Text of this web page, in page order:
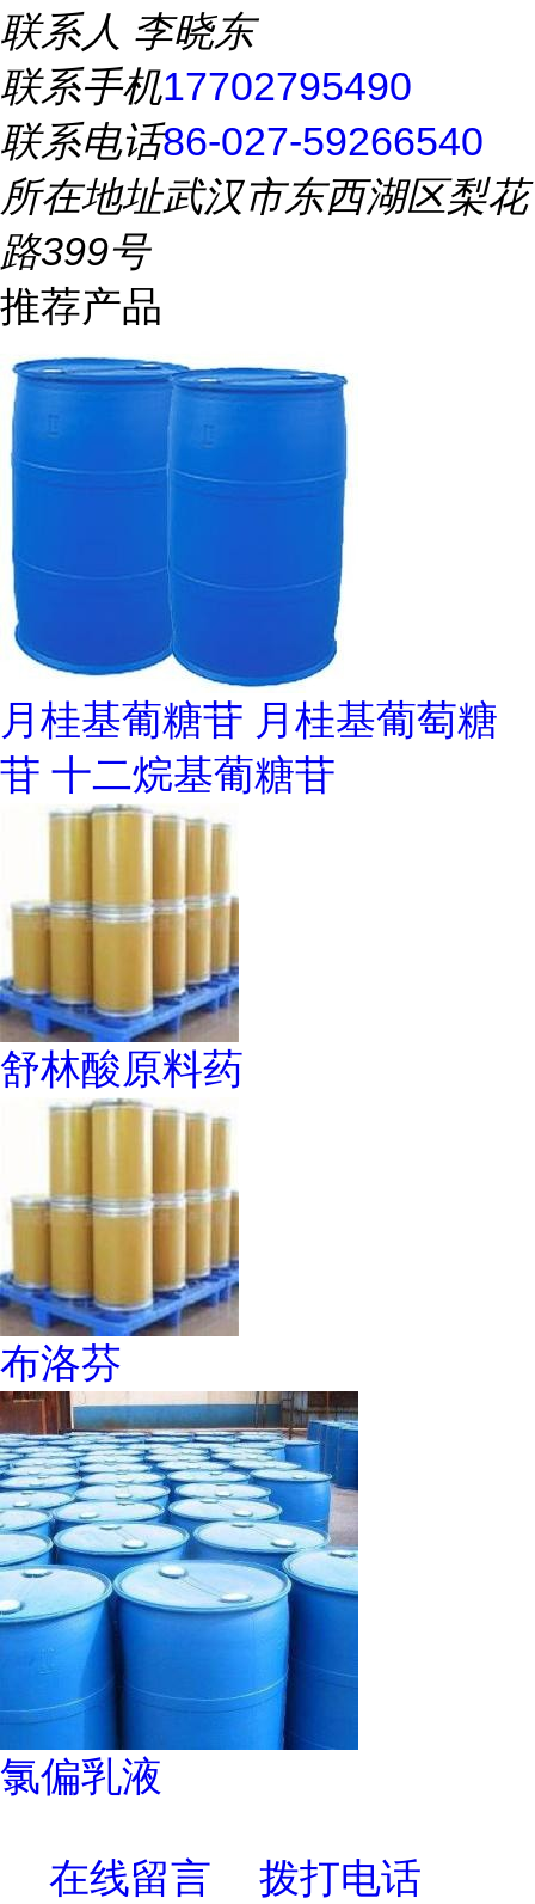
联系人 李晓东
联系手机17702795490
联系电话86-027-59266540
所在地址武汉市东西湖区梨花
路399号
推荐产品
月桂基葡糖苷 月桂基葡萄糖
苷 十二烷基葡糖苷
舒林酸原料药
布洛芬
氯偏乳液
在线留言 拨打电话